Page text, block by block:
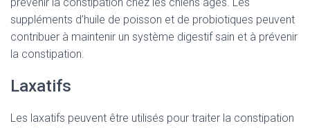
suppléments d’huile de poisson et de probiotiques peuvent
contribuer à maintenir un système digestif sain et à prévenir
la constipation.
Laxatifs
Les laxatifs peuvent être utilisés pour traiter la constipation